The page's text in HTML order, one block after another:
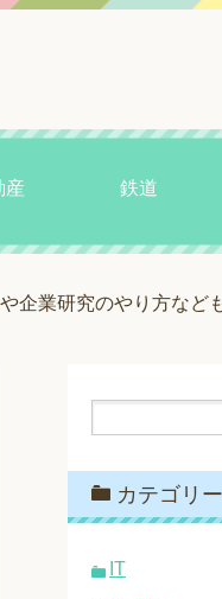
産 鉄道
企業研究のやり方など
カテゴリー
IT